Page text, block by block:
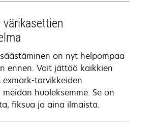
värikasettien
on nyt helpompaa
ennen. Voit jättää kaikkien
tarvikkeiden
huoleksemme. Se on
fiksua ja aina ilmaista.